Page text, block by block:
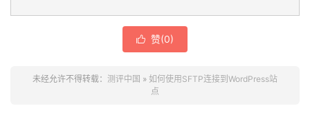
 赞(0)
未经允许不得转载： 测评中国 » 如何使用SFTP连接到WordPress站
点